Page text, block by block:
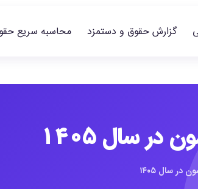
گزارش حقوق و دستمزد محاسبه سریع حقوق
سال ۱۴۰۵
سال ۱۴۰۵